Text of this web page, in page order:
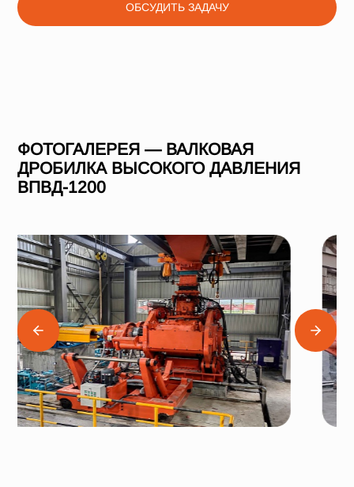
ОБСУДИТЬ ЗАДАЧУ
ФОТОГАЛЕРЕЯ — ВАЛКОВАЯ
ДРОБИЛКА ВЫСОКОГО ДАВЛЕНИЯ
ВПВД-1200